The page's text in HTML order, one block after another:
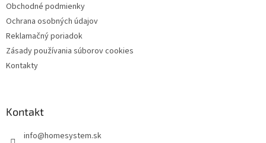
Obchodné podmienky
Ochrana osobných údajov
Reklamačný poriadok
Zásady používania súborov cookies
Kontakty
Kontakt
info@homesystem.sk